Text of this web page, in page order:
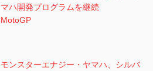
マハ開発プログラムを継続
MotoGP
モンスターエナジー・ヤマハ、シルバ